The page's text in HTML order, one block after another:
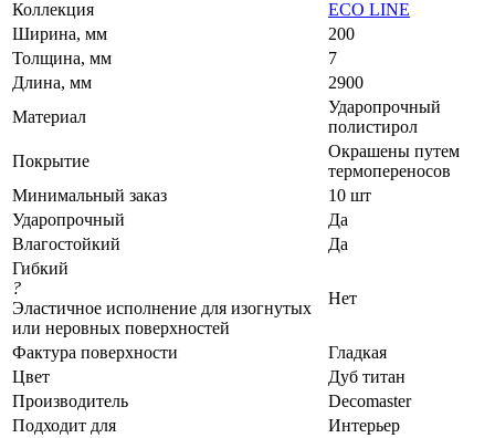
Коллекция
ECO LINE
Ширина, мм
200
Толщина, мм
7
Длина, мм
2900
Материал
Ударопрочный
полистирол
Покрытие
Окрашены путем
термопереносов
Минимальный заказ
10 шт
Ударопрочный
Да
Влагостойкий
Да
Гибкий
?
Эластичное исполнение для изогнутых
или неровных поверхностей
Нет
Фактура поверхности
Гладкая
Цвет
Дуб титан
Производитель
Decomaster
Подходит для
Интерьер